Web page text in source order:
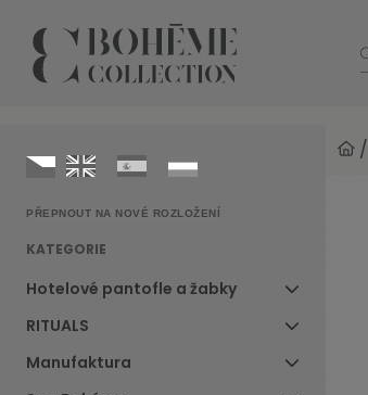
PŘEPNOUT NA NOVÉ ROZLOŽENÍ
KATEGORIE
Hotelové pantofle a žabky
RITUALS
Manufaktura
/